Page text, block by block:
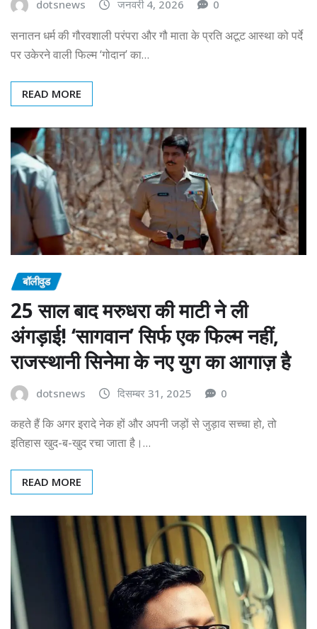
dotsnews जनवरी 4, 2026 0
सनातन धर्म की गौरवशाली परंपरा और गौ माता के प्रति अटूट आस्था को पर्दे
पर उकेरने वाली फिल्म ‘गोदान’ का…
READ MORE
बॉलीवुड
25 साल बाद मरुधरा की माटी ने ली
अंगड़ाई! ‘सागवान’ सिर्फ एक फिल्म नहीं,
राजस्थानी सिनेमा के नए युग का आगाज़ है
dotsnews दिसम्बर 31, 2025 0
कहते हैं कि अगर इरादे नेक हों और अपनी जड़ों से जुड़ाव सच्चा हो, तो
इतिहास खुद-ब-खुद रचा जाता है।…
READ MORE